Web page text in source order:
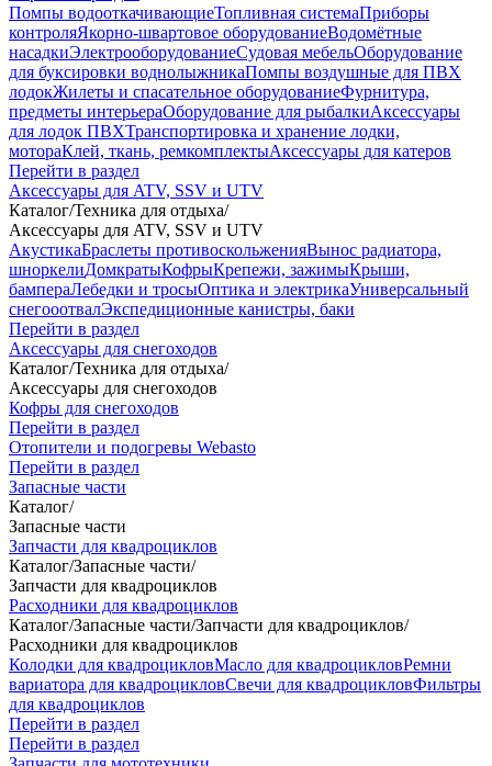
Помпы водооткачивающиеТопливная системаПриборы
контроляЯкорно-швартовое оборудованиеВодомётные
насадкиЭлектрооборудованиеСудовая мебельОборудование
для буксировки воднолыжникаПомпы воздушные для ПВХ
лодокЖилеты и спасательное оборудованиеФурнитура,
предметы интерьераОборудование для рыбалкиАксессуары
для лодок ПВХТранспортировка и хранение лодки,
мотораКлей, ткань, ремкомплектыАксессуары для катеров
Перейти в раздел
Аксессуары для ATV, SSV и UTV
Каталог/Техника для отдыха/
Аксессуары для ATV, SSV и UTV
АкустикаБраслеты противоскольженияВынос радиатора,
шноркелиДомкратыКофрыКрепежи, зажимыКрыши,
бампераЛебедки и тросыОптика и электрикаУниверсальный
снегооотвалЭкспедиционные канистры, баки
Перейти в раздел
Аксессуары для снегоходов
Каталог/Техника для отдыха/
Аксессуары для снегоходов
Кофры для снегоходов
Перейти в раздел
Отопители и подогревы Webasto
Перейти в раздел
Запасные части
Каталог/
Запасные части
Запчасти для квадроциклов
Каталог/Запасные части/
Запчасти для квадроциклов
Расходники для квадроциклов
Каталог/Запасные части/Запчасти для квадроциклов/
Расходники для квадроциклов
Колодки для квадроцикловМасло для квадроцикловРемни
вариатора для квадроцикловСвечи для квадроцикловФильтры
для квадроциклов
Перейти в раздел
Перейти в раздел